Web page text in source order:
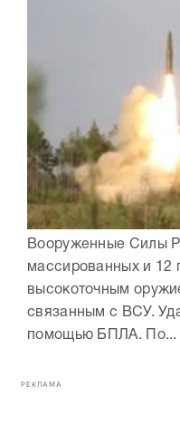
Вооруженные Силы
массированных и 12
высокоточным
связанным с ВСУ.
помощью БПЛА. По...
РЕКЛАМА